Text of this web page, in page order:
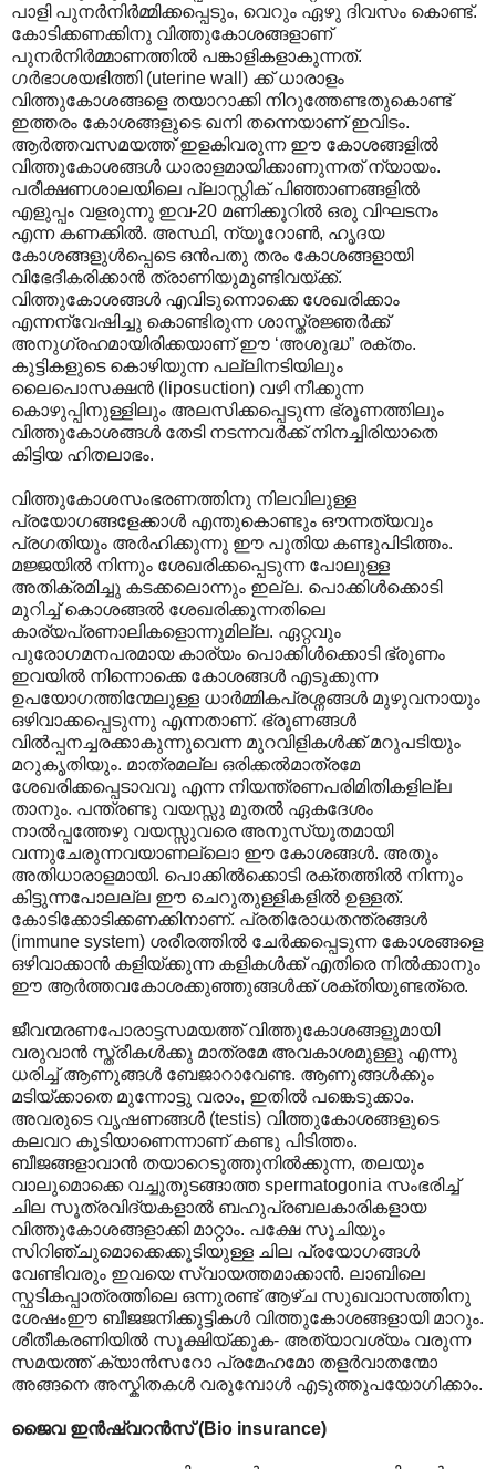
പാളി പുനർനിർമ്മിക്കപ്പെടും, വെറും ഏഴു ദിവസം കൊണ്ട്.
കോടിക്കണക്കിനു വിത്തുകോശങ്ങളാണ്
പുനർനിർമ്മാണത്തിൽ പങ്കാളികളാകുന്നത്.
ഗർഭാശയഭിത്തി (uterine wall) ക്ക് ധാരാളം
വിത്തുകോശങ്ങളെ തയാറാക്കി നിറുത്തേണ്ടതുകൊണ്ട്
ഇത്തരം കോശങ്ങളുടെ ഖനി തന്നെയാണ് ഇവിടം.
ആർത്തവസമയത്ത് ഇളകിവരുന്ന ഈ കോശങ്ങളിൽ
വിത്തുകോശങ്ങൾ ധാരാളമായിക്കാണുന്നത് ന്യായം.
പരീക്ഷണശാലയിലെ പ്ലാസ്റ്റിക് പിഞ്ഞാണങ്ങളിൽ
എളുപ്പം വളരുന്നു ഇവ-20 മണിക്കൂറിൽ ഒരു വിഘടനം
എന്ന കണക്കിൽ. അസ്ഥി, ന്യൂറോൺ, ഹൃദയ
കോശങ്ങളുൾ‌പ്പെടെ ഒൻപതു തരം കോശങ്ങളായി
വിഭേദീകരിക്കാൻ ത്രാ‍ണിയുമുണ്ടിവയ്ക്ക്.
വിത്തുകോശങ്ങൾ എവിടുന്നൊക്കെ ശേഖരിക്കാം
എന്നന്വേഷിച്ചു കൊണ്ടിരുന്ന ശാസ്ത്രജ്ഞർക്ക്
അനുഗ്രഹമായിരിക്കയാണ് ഈ ‘അശുദ്ധ” രക്തം.
കുട്ടികളുടെ കൊഴിയുന്ന പല്ലിനടിയിലും
ലൈപൊസക്ഷൻ (liposuction) വഴി നീക്കുന്ന
കൊഴുപ്പിനുള്ളിലും അലസിക്കപ്പെടുന്ന ഭ്രൂണത്തിലും
വിത്തുകോശങ്ങൾ തേടി നടന്നവർക്ക് നിനച്ചിരിയാതെ
കിട്ടിയ ഹിതലാഭം.
വിത്തുകോശസംഭരണത്തിനു നിലവിലുള്ള
പ്രയോഗങ്ങളേക്കാൾ എന്തുകൊണ്ടും ഔന്നത്യവും
പ്രഗതിയും അർഹിക്കുന്നു ഈ പുതിയ കണ്ടുപിടിത്തം.
മജ്ജയിൽ നിന്നും ശേഖരിക്കപ്പെടുന്ന പോലുള്ള
അതിക്രമിച്ചു കടക്കലൊന്നും ഇല്ല. പൊക്കിൾക്കൊടി
മുറിച്ച് കൊശങ്ങൽ ശേഖരിക്കുന്നതിലെ
കാര്യപ്രണാലികളൊന്നുമില്ല. ഏറ്റവും
പുരോഗമനപരമായ കാര്യം പൊക്കിൾക്കൊടി ഭ്രൂണം
ഇവയിൽ നിന്നൊക്കെ കോശങ്ങൾ എടുക്കുന്ന
ഉപയോഗത്തിന്മേലുള്ള ധാർമ്മികപ്രശ്നങ്ങൾ മുഴുവനായും
ഒഴിവാക്കപ്പെടുന്നു എന്നതാണ്. ഭ്രൂണങ്ങൾ
വിൽ‌പ്പനച്ചരക്കാകുന്നുവെന്ന മുറവിളികൾക്ക് മറുപടിയും
മറുകൃതിയും. മാത്രമല്ല ഒരിക്കൽമാത്രമേ
ശേഖരിക്കപ്പെടാവവൂ എന്ന നിയന്ത്രണപരിമിതികളില്ല
താനും. പന്ത്രണ്ടു വയസ്സു മുതൽ ഏകദേശം
നാൽ‌പ്പത്തേഴു വയസ്സുവരെ അനുസ്യൂതമായി
വന്നുചേരുന്നവയാണല്ലൊ ഈ കോശങ്ങൾ. അതും
അതിധാരാളമായി. പൊക്കിൽക്കൊടി രക്തത്തിൽ നിന്നും
കിട്ടുന്നപോലല്ല ഈ ചെറുതുള്ളികളിൽ ഉള്ളത്.
കോടിക്കോടിക്കണക്കിനാണ്. പ്രതിരോധതന്ത്രങ്ങൾ
(immune system) ശരീരത്തിൽ ചേർക്കപ്പെടുന്ന കോശങ്ങളെ
ഒഴിവാക്കാൻ കളിയ്ക്കുന്ന കളികൾക്ക് എതിരെ നിൽക്കാനും
ഈ ആർത്തവകോശക്കുഞ്ഞുങ്ങൾക്ക് ശക്തിയുണ്ടത്രെ.
ജീവന്മരണപോരാട്ടസമയത്ത് വിത്തുകോശങ്ങളുമായി
വരുവാൻ സ്ത്രീകൾക്കു മാത്രമേ അവകാശമുള്ളു എന്നു
ധരിച്ച് ആണുങ്ങൾ ബേജാറാവേണ്ട. ആണുങ്ങൾക്കും
മടിയ്ക്കാതെ മുന്നോട്ടു വരാം, ഇതിൽ പങ്കെടുക്കാം.
അവരുടെ വൃഷണങ്ങൾ (testis) വിത്തുകോശങ്ങളുടെ
കലവറ കൂടിയാണെന്നാണ് കണ്ടു പിടിത്തം.
ബീജങ്ങളാവാൻ തയാറെടുത്തുനിൽക്കുന്ന, തലയും
വാലുമൊക്കെ വച്ചുതുടങ്ങാത്ത spermatogonia സംഭരിച്ച്
ചില സൂത്രവിദ്യകളാൽ ബഹുപ്രബലകാരികളായ
വിത്തുകോശങ്ങളാക്കി മാറ്റാം. പക്ഷേ സൂചിയും
സിറിഞ്ചുമൊക്കെക്കൂടിയുള്ള ചില പ്രയോഗങ്ങൾ
വേണ്ടിവരും ഇവയെ സ്വായത്തമാക്കാൻ. ലാബിലെ
സ്ഫടികപ്പാത്രത്തിലെ ഒന്നുരണ്ട് ആഴ്ച സുഖവാസത്തിനു
ശേഷംഈ ബീജജനിക്കുട്ടികൾ വിത്തുകോശങ്ങളായി മാറും.
ശീതീകരണിയിൽ സൂക്ഷിയ്ക്കുക- അത്യാവശ്യം വരുന്ന
സമയത്ത് ക്യാൻസറോ പ്രമേഹമോ തളർവാതന്മോ
അങ്ങനെ അസ്കിതകൾ വരുമ്പോൾ എടുത്തുപയോഗിക്കാം.
ജൈവ ഇൻഷ്വറൻസ് (Bio insurance)